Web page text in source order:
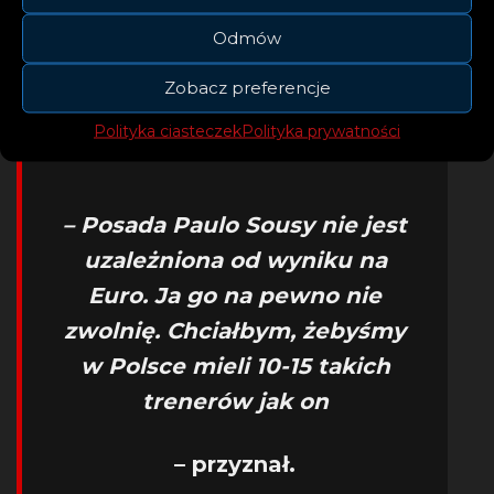
Odmów
Zobacz preferencje
Polityka ciasteczekPolityka prywatności
— TVP SPORT (@sport_tvppl)
17, 2021
– Posada Paulo Sousy nie jest
uzależniona od wyniku na
Euro. Ja go na pewno nie
zwolnię. Chciałbym, żebyśmy
w Polsce mieli 10-15 takich
trenerów jak on
– przyznał.